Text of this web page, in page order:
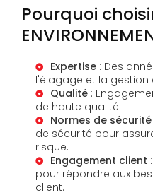
Pourquoi choisir
Expertise : Des
l'élagage et la gestion
Qualité :
de haute qualité.
Normes de sécurité
de sécurité pour
risque.
Engagement client
pour répondre aux
client.